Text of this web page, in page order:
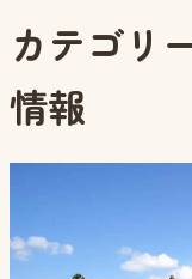
プ
カテゴリ
情報